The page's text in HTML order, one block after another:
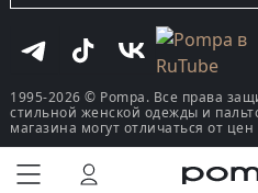
1995-2026 © Pompa. Все права
стильной женской одежды и
магазина могут отличаться от